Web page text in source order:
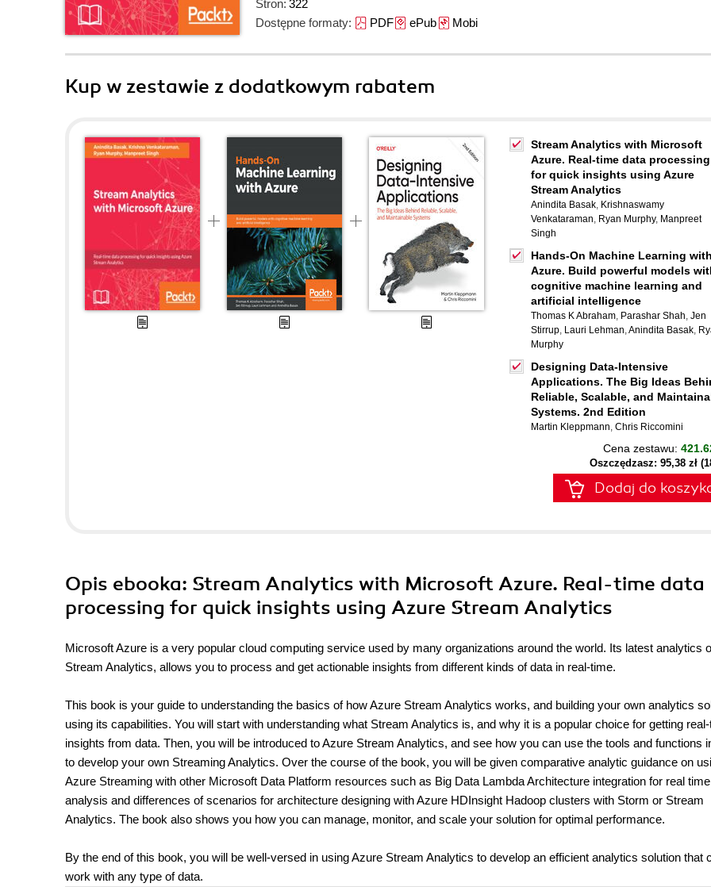
Stron: 322
Dostępne formaty: PDFePubMobi
Kup w zestawie z dodatkowym rabatem
Stream Analytics with Microsoft
Azure. Real-time data processing
for quick insights using Azure
Stream Analytics
Anindita Basak, Krishnaswamy
Venkataraman, Ryan Murphy, Manpreet
Singh
Hands-On Machine Learning with
Azure. Build powerful models
cognitive machine learning and
artificial intelligence
Thomas K Abraham, Parashar Shah, Jen
Stirrup, Lauri Lehman,Anindita Basak,
Murphy
Designing Data-Intensive
Applications. The Big Ideas
Reliable, Scalable, and
Systems. 2nd Edition
Martin Kleppmann, Chris Riccomini
Cena zestawu:
Oszczędzasz: 95,38 zł
Dodaj do
Opis ebooka: Stream Analytics with Microsoft Azure. Real-time data
processing for quick insights using Azure Stream Analytics
Microsoft Azure is a very popular cloud computing service used by many organizations around the world. Its latest analytics
Stream Analytics, allows you to process and get actionable insights from different kinds of data in real-time.
This book is your guide to understanding the basics of how Azure Stream Analytics works, and building your own analytics
using its capabilities. You will start with understanding what Stream Analytics is, and why it is a popular choice for getting
insights from data. Then, you will be introduced to Azure Stream Analytics, and see how you can use the tools and functions
to develop your own Streaming Analytics. Over the course of the book, you will be given comparative analytic guidance on
Azure Streaming with other Microsoft Data Platform resources such as Big Data Lambda Architecture integration for real
analysis and differences of scenarios for architecture designing with Azure HDInsight Hadoop clusters with Storm or Stream
Analytics. The book also shows you how you can manage, monitor, and scale your solution for optimal performance.
By the end of this book, you will be well-versed in using Azure Stream Analytics to develop an efficient analytics solution that
work with any type of data.